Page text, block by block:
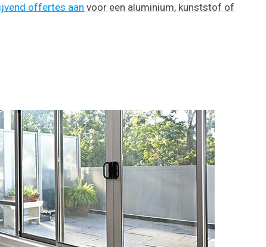
offertes aan voor een aluminium, kunststof of